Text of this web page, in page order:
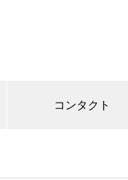
コンタクト